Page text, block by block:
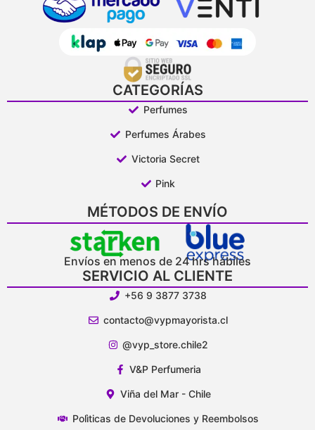
CATEGORÍAS
Perfumes
Perfumes Árabes
Victoria Secret
Pink
MÉTODOS DE ENVÍO
Envíos en menos de 24 hrs hábiles
SERVICIO AL CLIENTE
+56 9 3877 3738
contacto@vypmayorista.cl
@vyp_store.chile2
V&P Perfumeria
Viña del Mar - Chile
Polìticas de Devoluciones y Reembolsos